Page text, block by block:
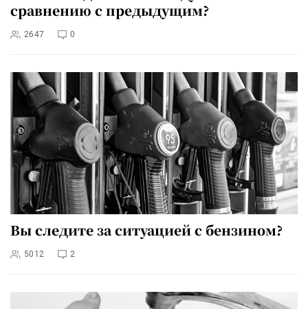
сравнению с предыдущим?
2647 0
Вы следите за ситуацией с бензином?
5012 2